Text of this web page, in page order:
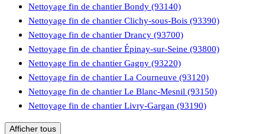
Nettoyage fin de chantier Bondy (93140)
Nettoyage fin de chantier Clichy-sous-Bois (93390)
Nettoyage fin de chantier Drancy (93700)
Nettoyage fin de chantier Épinay-sur-Seine (93800)
Nettoyage fin de chantier Gagny (93220)
Nettoyage fin de chantier La Courneuve (93120)
Nettoyage fin de chantier Le Blanc-Mesnil (93150)
Nettoyage fin de chantier Livry-Gargan (93190)
Afficher tous